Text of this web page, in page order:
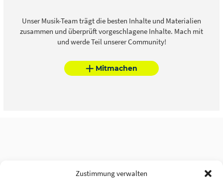
Zustimmung verwalten
Unser Musik-Team trägt die besten Inhalte und Materialien
zusammen und überprüft vorgeschlagene Inhalte. Mach mit
und werde Teil unserer Community!
Mitmachen